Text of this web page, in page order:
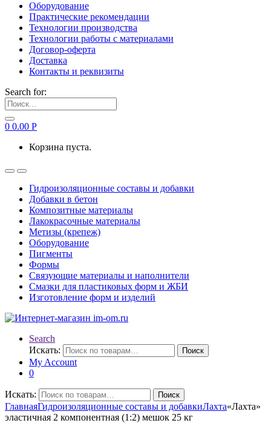
Оборудование
Практические рекомендации
Технологии производства
Технологии работы с материалами
Договор-оферта
Доставка
Контакты и реквизиты
Search for:
0 0.00 Р
Корзина пуста.
Гидроизоляционные составы и добавки
Добавки в бетон
Композитные материалы
Лакокрасочные материалы
Метизы (крепеж)
Оборудование
Пигменты
Формы
Связующие материалы и наполнители
Смазки для пластиковых форм и ЖБИ
Изготовление форм и изделий
Search
Искать:
Поиск
My Account
0
Искать: Поиск
ГлавнаяГидроизоляционные составы и добавкиЛахта«Лахта»
эластичная 2 компонентная (1:2) мешок 25 кг